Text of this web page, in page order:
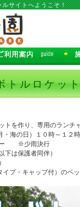
サイトへようこそ！
トルロケッ
トを作り、専用のラン
・海の日）１０時～１２時
ー ※少雨決行
下は保護者同伴）
イプ・キャップ付）のペ